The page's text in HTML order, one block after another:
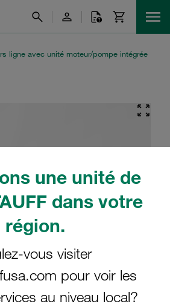
une unité de
dans votre
région.
vous visiter
pour voir les
au niveau local?
ligne avec unité moteur/pompe intégrée